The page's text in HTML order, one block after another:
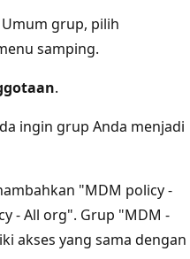
grup, pilih
samping.
.
ingin grup Anda menjadi
"MDM policy -
- All org". Grup "MDM -
akses yang sama dengan